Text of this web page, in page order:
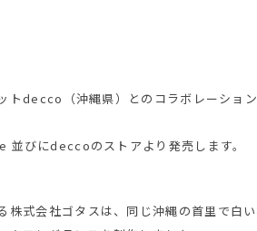
トdecco（沖縄県）とのコラボレーショ
びにdeccoのストアより発売します。
式会社ゴタスは、同じ沖縄の首里で白